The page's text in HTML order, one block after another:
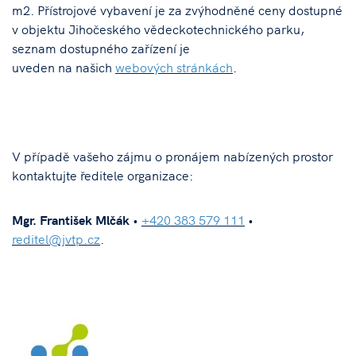
m2. Přístrojové vybavení je za zvýhodněné ceny dostupné
v objektu Jihočeského vědeckotechnického parku,
seznam dostupného zařízení je
uveden na našich webových stránkách
V případě vašeho zájmu o pronájem nabízených prostor
kontaktujte ředitele organizace:
Mgr. František Mlčák • +420 383 579 111 •
reditel@jvtp.cz